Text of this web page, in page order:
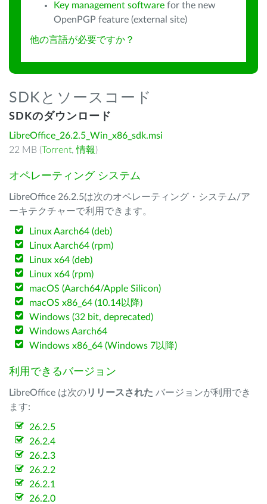
Key management software for the new
OpenPGP feature (external site)
他の言語が必要ですか？
SDKとソースコード
SDKのダウンロード
LibreOffice_26.2.5_Win_x86_sdk.msi
22 MB (Torrent,情報)
オペレーティング システム
LibreOffice 26.2.5は次のオペレーティング・システム/ア
ーキテクチャーで利用できます。
Linux Aarch64 (deb)
Linux Aarch64 (rpm)
Linux x64 (deb)
Linux x64 (rpm)
macOS (Aarch64/Apple Silicon)
macOS x86_64 (10.14以降)
Windows (32 bit, deprecated)
Windows Aarch64
Windows x86_64 (Windows 7以降)
利用できるバージョン
LibreOffice は次のリリースされた バージョンが利用でき
ます:
26.2.5
26.2.4
26.2.3
26.2.2
26.2.1
26.2.0